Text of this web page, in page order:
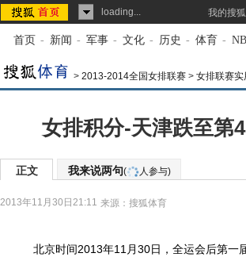
loading... 我的搜狐
首页 - 新闻 - 军事 - 文化 - 历史 - 体育 -
> 2013-2014全国女排联赛 > 女排联赛实
女排积分-天津跌至第
正文 我来说两句( 人参与)
2013年11月30日21:11 来源： 搜狐体育
北京时间2013年11月30日，全运会后第一届